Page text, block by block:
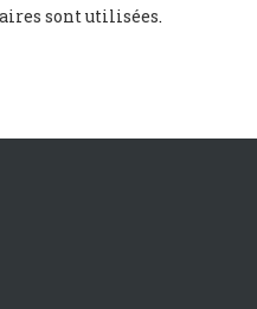
sont utilisées.